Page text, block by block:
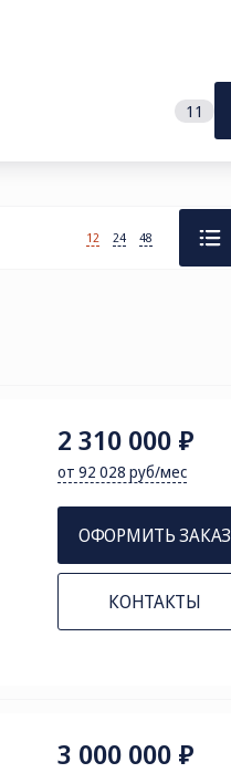
11
12 24 48
2 310 000 ₽
от 92 028 руб/мес
ОФОРМИТЬ ЗАКАЗ
КОНТАКТЫ
3 000 000 ₽